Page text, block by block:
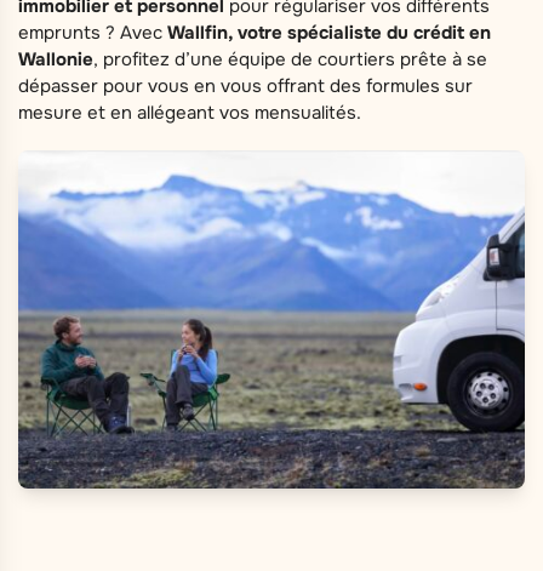
immobilier et personnel pour régulariser vos différents
emprunts ? Avec Wallfin, votre spécialiste du crédit en
Wallonie, profitez d’une équipe de courtiers prête à se
dépasser pour vous en vous offrant des formules sur
mesure et en allégeant vos mensualités.